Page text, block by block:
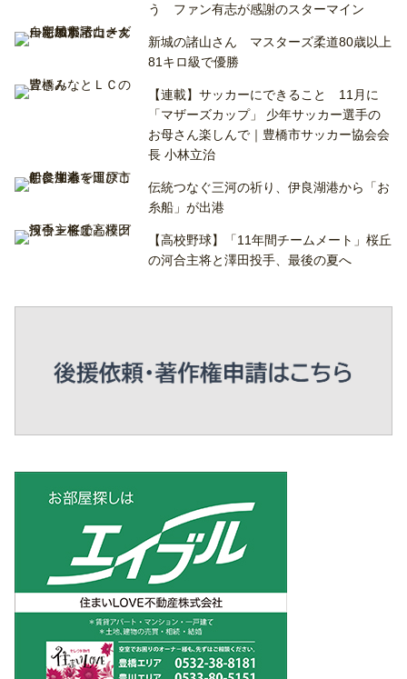
う ファン有志が感謝のスターマイン
新城の諸山さん マスターズ柔道80歳以上
81キロ級で優勝
【連載】サッカーにできること 11月に
「マザーズカップ」 少年サッカー選手の
お母さん楽しんで｜豊橋市サッカー協会会
長 小林立治
伝統つなぐ三河の祈り、伊良湖港から「お
糸船」が出港
【高校野球】「11年間チームメート」桜丘
の河合主将と澤田投手、最後の夏へ